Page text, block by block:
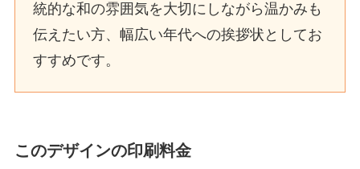
統的な和の雰囲気を大切にしながら温かみも
伝えたい方、幅広い年代への挨拶状としてお
すすめです。
このデザインの印刷料金